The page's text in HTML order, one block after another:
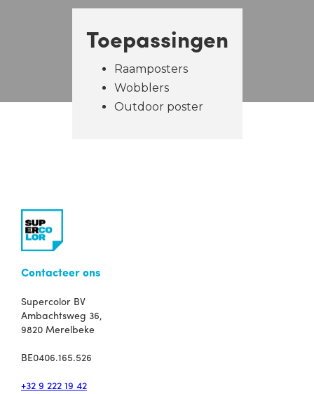
Toepassingen
Raamposters
Wobblers
Outdoor poster
Contacteer ons
Supercolor BV
Ambachtsweg 36,
9820 Merelbeke
BE0406.165.526
+32 9 222 19 42